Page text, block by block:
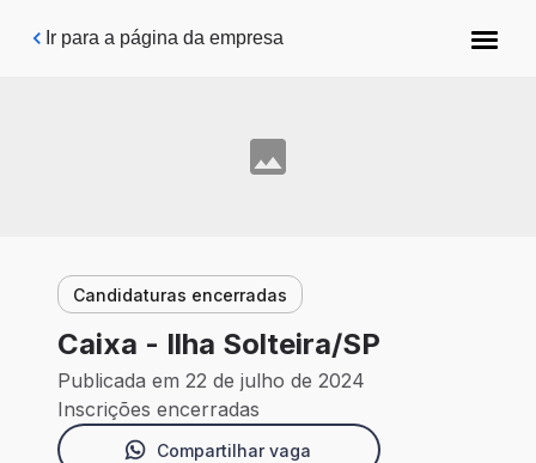
Pular para o conteúdo principal
Ir para a página da empresa
Candidaturas encerradas
Caixa - Ilha Solteira/SP
Publicada em 22 de julho de 2024
Inscrições encerradas
Compartilhar vaga